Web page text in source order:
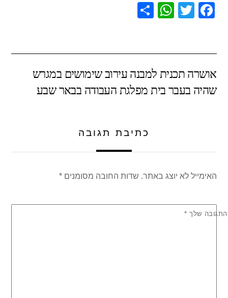
F
e
b
o
T
er
W
s
A
p
e
אושרה תכנית למבנה עירוב שימושים במגרש
שהיה בעבר בית מפלגת העבודה בבאר שבע
כתיבת תגובה
האימייל לא יוצג באתר. שדות החובה מסומנים*
התגובה שלך *